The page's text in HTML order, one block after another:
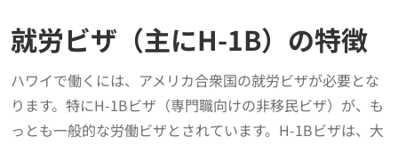
就労ビザ（主にH-1B）の特徴
ハワイで働くには、アメリカ合衆国の就労ビザが必要とな
ります。特にH-1Bビザ（専門職向けの非移民ビザ）が、も
っとも一般的な労働ビザとされています。H-1Bビザは、大